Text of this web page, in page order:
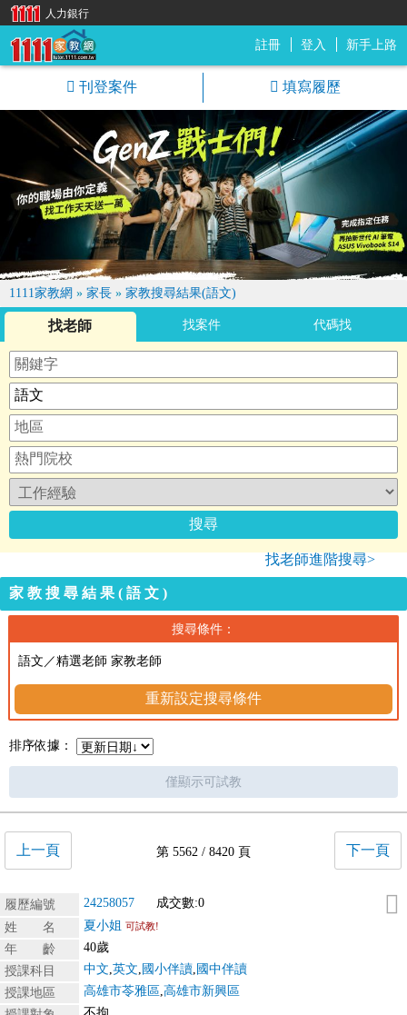
註冊 登入 新手上路
刊登案件 填寫履歷
1111家教網 » 家長 » 家教搜尋結果(語文)
找老師 找案件 代碼找
找老師進階搜尋>
家教搜尋結果(語文)
搜尋條件：
語文／精選老師 家教老師
重新設定搜尋條件
排序依據：
僅顯示可試教
上一頁 第 5562 / 8420 頁 下一頁
履歷編號 24258057
成交數:0
姓 名
夏小姐 可試教!
年 齡
40歲
授課科目
中文 英文 國小伴讀 國中伴讀
授課地區
高雄市苓雅區 高雄市新興區
人力銀行